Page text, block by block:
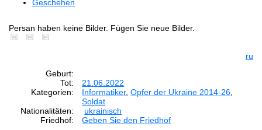
Geschehen
Persan haben keine Bilder. Fügen Sie neue Bilder.
ru
Geburt:
Tot:
21.06.2022
Kategorien:
Informatiker,Opfer der Ukraine 2014-26
Soldat
Nationalitäten:
ukrainisch
Friedhof:
Geben Sie den Friedhof